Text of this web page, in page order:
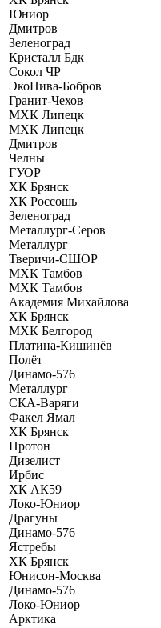
Юниор
Дмитров
Зеленоград
Кристалл Бдк
Сокол ЧР
ЭкоНива-Бобров
Гранит-Чехов
МХК Липецк
МХК Липецк
Дмитров
Челны
ГУОР
ХК Брянск
ХК Россошь
Зеленоград
Металлург-Серов
Металлург
Тверичи-СШОР
МХК Тамбов
МХК Тамбов
Академия Михайлова
ХК Брянск
МХК Белгород
Платина-Кишинёв
Полёт
Динамо-576
Металлург
СКА-Варяги
Факел Ямал
ХК Брянск
Протон
Дизелист
Ирбис
ХК АК59
Локо-Юниор
Драгуны
Динамо-576
Ястребы
ХК Брянск
Юнисон-Москва
Динамо-576
Локо-Юниор
Арктика